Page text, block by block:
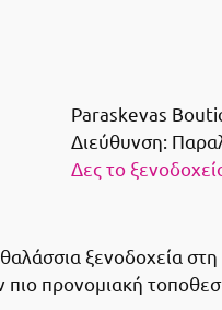
Paraskevas
Διεύθυνση:
Δες το
ξενοδοχεία
προνομιακή